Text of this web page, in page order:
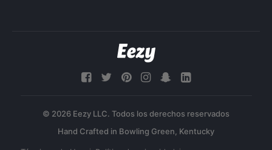
© 2026 Eezy LLC. Todos los derechos reservados